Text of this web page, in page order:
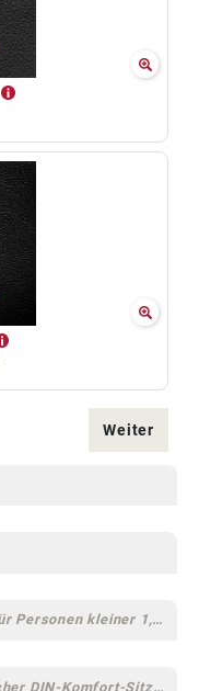
Weiter
Gasfeder Niedrig - für Personen kleiner 1,60 m
Ergonomischer DIN-Komfort-Sitz [75]